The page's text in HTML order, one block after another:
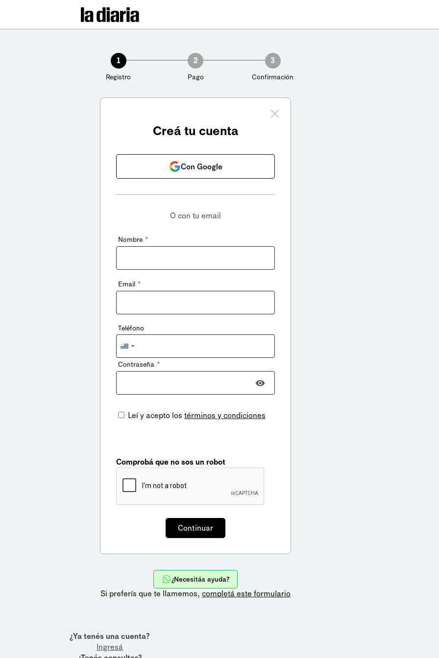
1
Registro
2
Pago
3
Confirmación
Creá tu cuenta
Con Google
O con tu email
Nombre *
Email *
Teléfono
Uruguay
+598
Contraseña *
Leí y acepto los términos y condiciones
Comprobá que no sos un robot
¿Necesitás ayuda?
Si preferís que te llamemos, completá este formulario
¿Ya tenés una cuenta?
Ingresá